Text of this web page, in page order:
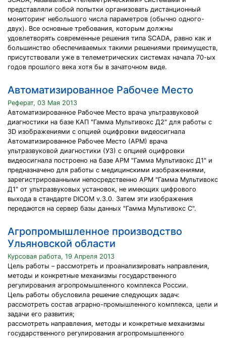
представляли собой попытки организовать дистанционный
мониторинг небольшого числа параметров (обычно одного-
двух). Все основные требования, которым должны
удовлетворять современные решения типа SCADA, равно как и
большинство обеспечиваемых такими решениями преимуществ,
присутствовали уже в телеметрических системах начала 70-ых
годов прошлого века хотя бы в зачаточном виде.
Автоматизированное Рабочее Место
Реферат, 03 Мая 2013
Автоматизированное Рабочее Место врача ультразвуковой
диагностики на базе КАП "Гамма Мультивокс Д2" для работы с
3D изображениями с опцией оцифровки видеосигнала
Автоматизированное Рабочее Место (АРМ) врача
ультразвуковой диагностики (УЗ) с опцией оцифровки
видеосигнала построено на базе АРМ "Гамма Мультивокс Д1" и
предназначено для работы с медицинскими изображениями,
зарегистрированными непосредственно АРМ "Гамма Мультивокс
Д1" от ультразвуковых установок, не имеющих цифрового
выхода в стандарте DICOM v.3.0. Затем эти изображения
передаются на сервер базы данных "Гамма Мультивокс С".
Агропромышленное производство
Ульяновской области
Курсовая работа, 19 Апреля 2013
Цель работы – рассмотреть и проанализировать направления,
методы и конкретные механизмы государственного
регулирования агропромышленного комплекса России.
Цель работы обусловила решение следующих задач:
рассмотреть состав аграрно-промышленного комплекса, цели и
задачи его развития;
рассмотреть направления, методы и конкретные механизмы
государственного регулирования агропромышленного